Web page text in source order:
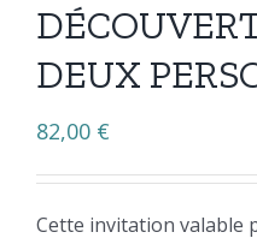
DEUX
82,00 €
Cette invitation valable